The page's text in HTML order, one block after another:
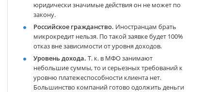
юридически значимые действия он не может по
закону.
Российское гражданство. Иностранцам брать
микрокредит нельзя. По такой заявке будет 100%
отказ вне зависимости от уровня доходов.
Уровень дохода. Т. к. в МФО занимают
небольшие суммы, то и серьезных требований к
уровню платежеспособности клиента нет.
Большинство компаний готово одолжить деньги